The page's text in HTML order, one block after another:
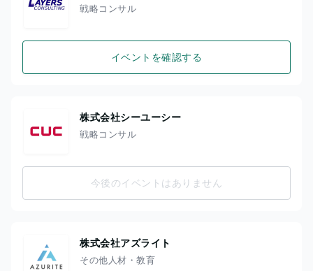
戦略コンサル
イベントを確認する
株式会社シーユーシー
戦略コンサル
今後のイベントはありません
株式会社アズライト
その他人材・教育